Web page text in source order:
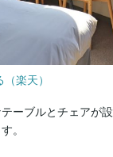
楽天）
ーブルとチェアが
。